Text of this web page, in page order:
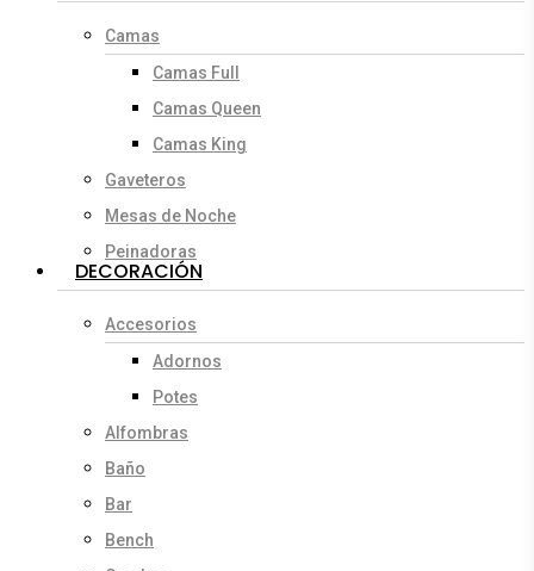
Camas
Camas Full
Camas Queen
Camas King
Gaveteros
Mesas de Noche
Peinadoras
DECORACIÓN
Accesorios
Adornos
Potes
Alfombras
Baño
Bar
Bench